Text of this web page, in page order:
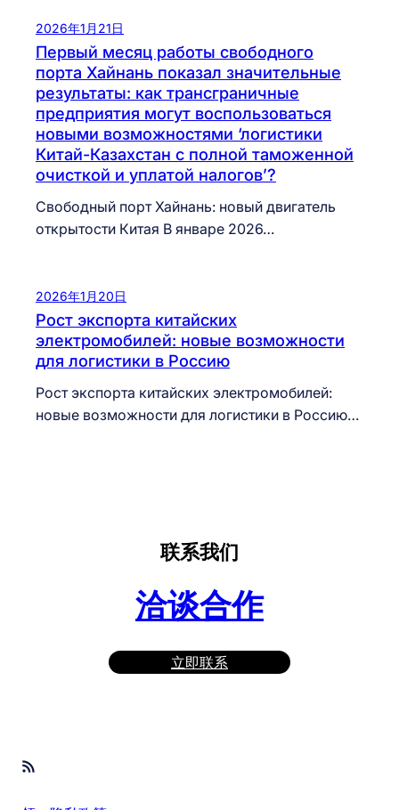
2026年1月21日
Первый месяц работы свободного
порта Хайнань показал значительные
результаты: как трансграничные
предприятия могут воспользоваться
новыми возможностями ‘логистики
Китай-Казахстан с полной таможенной
очисткой и уплатой налогов’?
Свободный порт Хайнань: новый двигатель
открытости Китая В январе 2026…
2026年1月20日
Рост экспорта китайских
электромобилей: новые возможности
для логистики в Россию
Рост экспорта китайских электромобилей:
новые возможности для логистики в Россию…
联系我们
洽谈合作
立即联系
RSS Feed